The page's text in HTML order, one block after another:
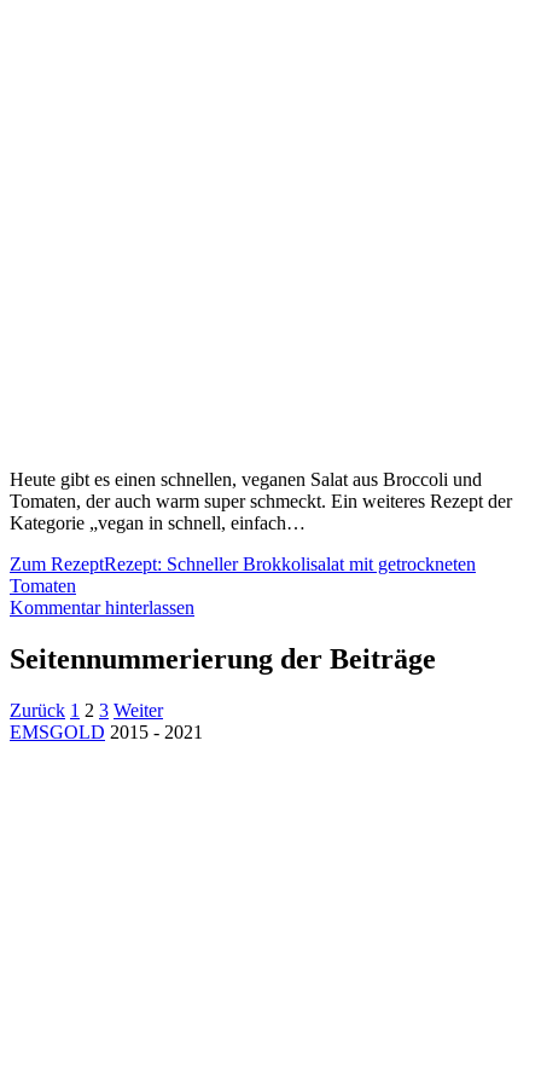
Heute gibt es einen schnellen, veganen Salat aus Broccoli und
Tomaten, der auch warm super schmeckt. Ein weiteres Rezept der
Kategorie „vegan in schnell, einfach…
Zum RezeptRezept: Schneller Brokkolisalat mit getrockneten
Tomaten
Kommentar hinterlassen
Seitennummerierung der Beiträge
Zurück 1 2 3 Weiter
EMSGOLD 2015 - 2021